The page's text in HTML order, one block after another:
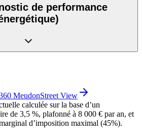
de performance
MeudonStreet View
calculée sur la base d’un
de 3,5 %, plafonné à 8 000 € par an, et
d’imposition maximal (45%).